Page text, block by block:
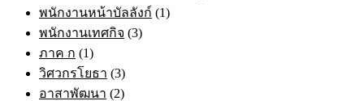
พนักงานหน้าบัลลังก์ (1)
พนักงานเทศกิจ (3)
ภาค ก (1)
วิศวกรโยธา (3)
อาสาพัฒนา (2)